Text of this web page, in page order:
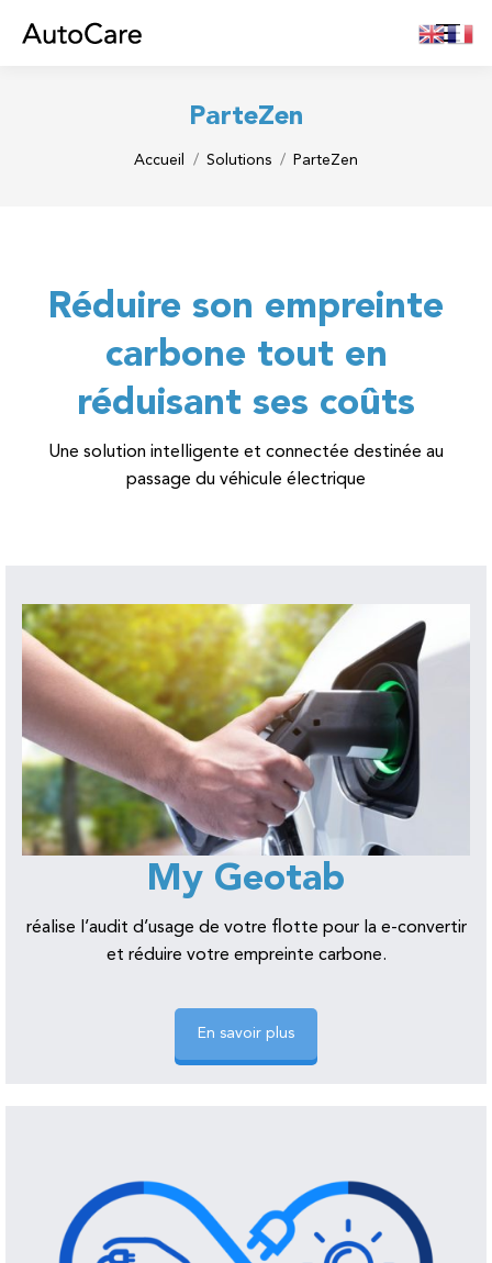
ParteZen
Vous êtes ici :
Accueil Solutions ParteZen
Réduire son empreinte
carbone tout en
réduisant ses coûts
Une solution intelligente et connectée destinée au
passage du véhicule électrique
My Geotab
réalise l’audit d’usage de votre flotte pour la e-convertir
et réduire votre empreinte carbone.
En savoir plus